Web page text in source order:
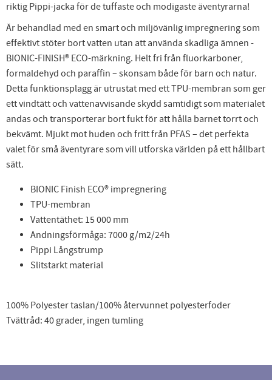
riktig Pippi-jacka för de tuffaste och modigaste äventyrarna!
Är behandlad med en smart och miljövänlig impregnering som
effektivt stöter bort vatten utan att använda skadliga ämnen -
BIONIC-FINISH® ECO-märkning. Helt fri från fluorkarboner,
formaldehyd och paraffin – skonsam både för barn och natur.
Detta funktionsplagg är utrustat med ett TPU-membran som ger
ett vindtätt och vattenavvisande skydd samtidigt som materialet
andas och transporterar bort fukt för att hålla barnet torrt och
bekvämt. Mjukt mot huden och fritt från PFAS – det perfekta
valet för små äventyrare som vill utforska världen på ett hållbart
sätt.
BIONIC Finish ECO® impregnering
TPU-membran
Vattentäthet: 15 000 mm
Andningsförmåga: 7000 g/m2/24h
Pippi Långstrump
Slitstarkt material
100% Polyester taslan/100% återvunnet polyesterfoder
Tvättråd: 40 grader, ingen tumling